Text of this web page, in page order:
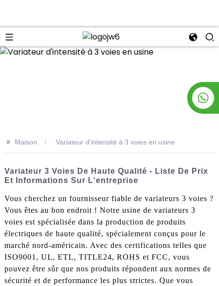
>> Maison Variateur d'intensité à 3 voies en usine
Variateur 3 Voies De Haute Qualité - Liste De Prix
Et Informations Sur L'entreprise
Vous cherchez un fournisseur fiable de variateurs 3 voies ?
Vous êtes au bon endroit ! Notre usine de variateurs 3
voies est spécialisée dans la production de produits
électriques de haute qualité, spécialement conçus pour le
marché nord-américain. Avec des certifications telles que
ISO9001, UL, ETL, TITLE24, ROHS et FCC, vous
pouvez être sûr que nos produits répondent aux normes de
sécurité et de performance les plus strictes. Que vous